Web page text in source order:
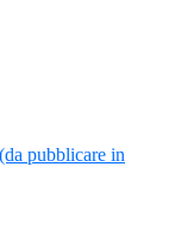
pubblicare in